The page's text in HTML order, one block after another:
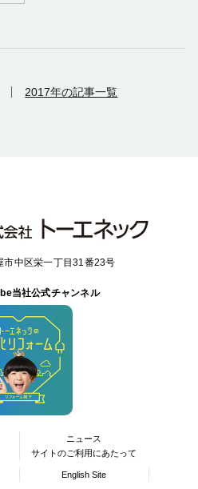
2017年の記事一覧
中区栄一丁目31番23号
当社公式チャンネル
ニュース
サイトのご利用にあたって
English Site